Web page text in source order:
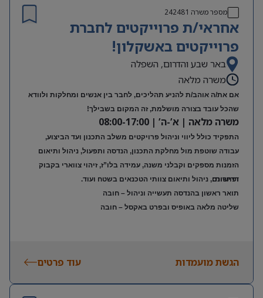
מספר משרה 242481
אחראי/ת פרוייקטים לחברת
פרוייקטים באשקלון!
באר שבע והדרום, השפלה
משרה מלאה
אם את/ה אוהב/ת להניע תהליכים, לחבר בין אנשים ומחלקות ולוודא
שהכל עובד בצורה מושלמת, זה המקום בשבילך!
משרה מלאה | א’-ה’ | 08:00-17:00
התפקיד כולל ליווי וניהול פרויקטים משלב התכנון ועד הביצוע,
עבודה שוטפת מול מחלקת התכנון, הנדסה ותפעול, ניהול ותיאום
הזמנות מספקים וקבלני משנה, עמידה בלו”ז, זיהוי צווארי בקבוק
ופתרונם, ניהול ותיאום צוותי הטכנאים בשטח ועוד.
דרישות:
תואר ראשון בהנדסה תעשייה וניהול – חובה
שליטה מלאה באופיס ובפרט באקסל – חובה
הגשת מועמדות עוד פרטים